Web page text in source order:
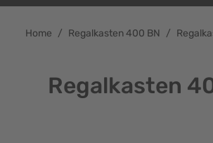
Home / Regalkasten 400 BN /
Regalkasten